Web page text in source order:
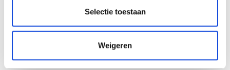
Selectie toestaan
Weigeren
mogelijkheid te kiezen uit 2 afleverpakketten. En
NATIONALE AUTOPAS EN ONDERHOUDSHISTORIE
AANWEZIG. Ook kunt u bij ons uw auto, caravan,
camper, motor of boot inruilen. Onze